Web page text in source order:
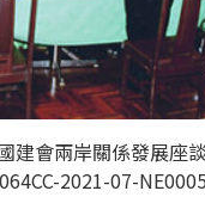
建會兩岸關係發展座
2021-07-